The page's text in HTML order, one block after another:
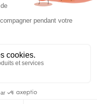
Mentions légales